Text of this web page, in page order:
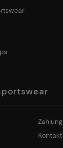
Zahlung
Kontakt